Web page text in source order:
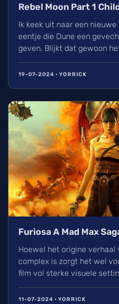
Rebel Moon Part 1
Ik keek uit naar een
eentje die Dune een
geven. Blijkt dat gewoon
Seven Samurai" of "The
nemen en er wat
Fire vond ik mooi gemaakt
Wanneer kwam Dune Part
19-07-2024 · YORRICK
Furiosa A Mad Max
Hoewel het origine verhaal
complex is zorgt het wel
film vol sterke visuele
Hemsworth als uitspringer
11-07-2024 · YORRICK